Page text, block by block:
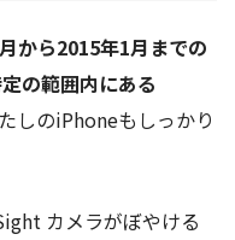
から2015年1月までの
の範囲内にある
しのiPhoneもしっかり
カメラがぼやける